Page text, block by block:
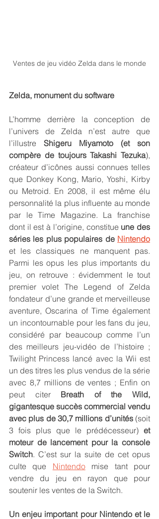
Ventes de jeu vidéo Zelda dans le monde
Zelda, monument du software
L’homme derrière la conception de
l’univers de Zelda n’est autre que
l’illustre Shigeru Miyamoto (et son
compère de toujours Takashi Tezuka),
créateur d’icônes aussi connues telles
que Donkey Kong, Mario, Yoshi, Kirby
ou Metroid. En 2008, il est même élu
personnalité la plus influente au monde
par le Time Magazine. La franchise
dont il est à l’origine, constitue une des
séries les plus populaires de Nintendo
et les classiques ne manquent pas.
Parmi les opus les plus importants du
jeu, on retrouve : évidemment le tout
premier volet The Legend of Zelda
fondateur d’une grande et merveilleuse
aventure, Oscarina of Time également
un incontournable pour les fans du jeu,
considéré par beaucoup comme l’un
des meilleurs jeu-vidéo de l’histoire ;
Twilight Princess lancé avec la Wii est
un des titres les plus vendus de la série
avec 8,7 millions de ventes ; Enfin on
peut citer Breath of the Wild,
gigantesque succès commercial vendu
avec plus de 30,7 millions d’unités (soit
3 fois plus que le prédécesseur) et
moteur de lancement pour la console
Switch. C’est sur la suite de cet opus
culte que Nintendo mise tant pour
vendre du jeu en rayon que pour
soutenir les ventes de la Switch.
Un enjeu important pour Nintendo et le